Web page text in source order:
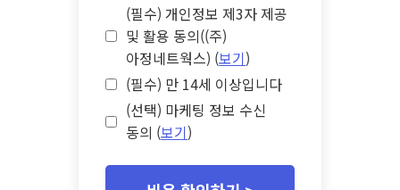
(필수) 개인정보 제3자 제공
및 활용 동의((주)
아정네트웍스) (보기)
(필수) 만 14세 이상입니다
(선택) 마케팅 정보 수신
동의 (보기)